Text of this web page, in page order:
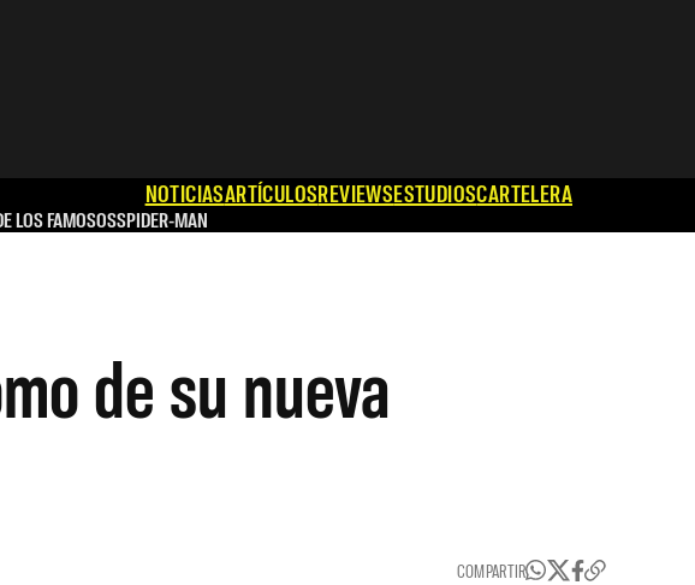
NOTICIASARTÍCULOSREVIEWSESTUDIOSCARTELERA
LOS FAMOSOSSPIDER-MAN
de su nueva
COMPARTIR